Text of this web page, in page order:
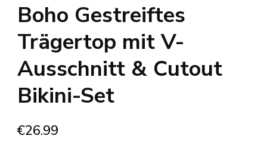
Boho Gestreiftes
Trägertop mit V-
Ausschnitt & Cutout
Bikini-Set
€26.99